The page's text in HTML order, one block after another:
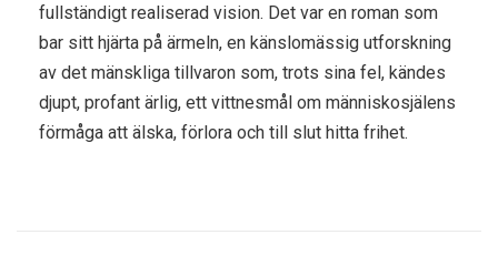
fullständigt realiserad vision. Det var en roman som
bar sitt hjärta på ärmeln, en känslomässig utforskning
av det mänskliga tillvaron som, trots sina fel, kändes
djupt, profant ärlig, ett vittnesmål om människosjälens
förmåga att älska, förlora och till slut hitta frihet.